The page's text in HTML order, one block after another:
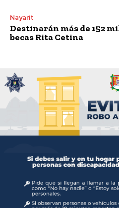
Nayarit
Destinarán más de 152
becas Rita Cetina